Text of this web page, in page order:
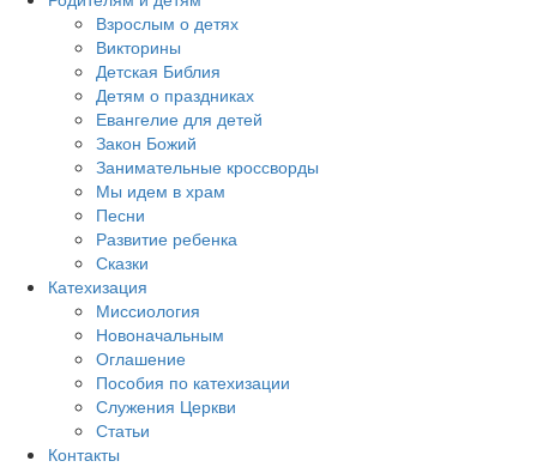
Взрослым о детях
Викторины
Детская Библия
Детям о праздниках
Евангелие для детей
Закон Божий
Занимательные кроссворды
Мы идем в храм
Песни
Развитие ребенка
Сказки
Катехизация
Миссиология
Новоначальным
Оглашение
Пособия по катехизации
Служения Церкви
Статьи
Контакты